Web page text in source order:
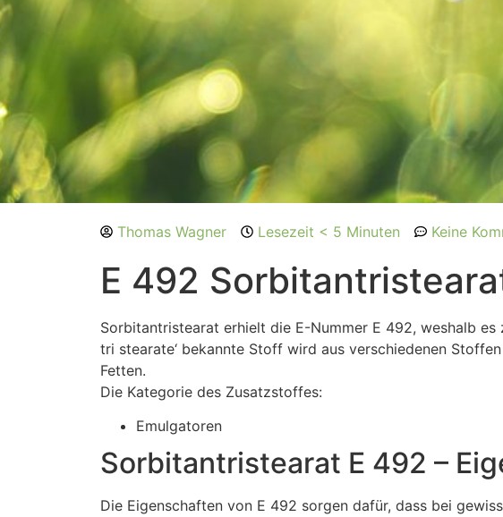
Thomas Wagner Lesezeit < 5 Minuten Keine
E 492
Sorbitantristearat erhielt die E-Nummer E 492, weshalb
tri stearate‘ bekannte Stoff wird aus verschiedenen
Fetten.
Die Kategorie des Zusatzstoffes:
Emulgatoren
Sorbitantristearat E 492 –
Die Eigenschaften von E 492 sorgen dafür, dass bei